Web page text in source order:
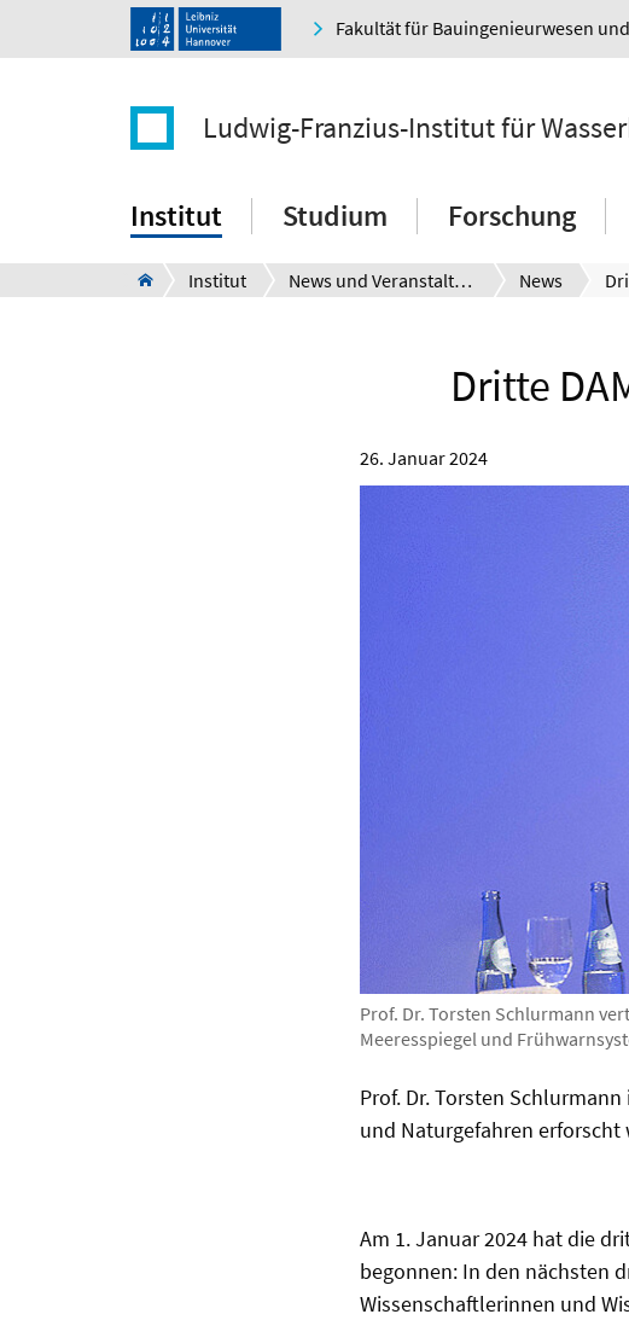
Fakultät für Bauingenieurwesen
Ludwig-Franzius-Institut für
Institut Studium Forschung
Institut News und Veranstaltungen News
Dritte
26. Januar 2024
Prof. Dr. Torsten Schlurmann
Meeresspiegel und
Prof. Dr. Torsten
und Naturgefahren erforscht
Am 1. Januar 2024 hat die
begonnen: In den nächsten
Wissenschaftlerinnen und